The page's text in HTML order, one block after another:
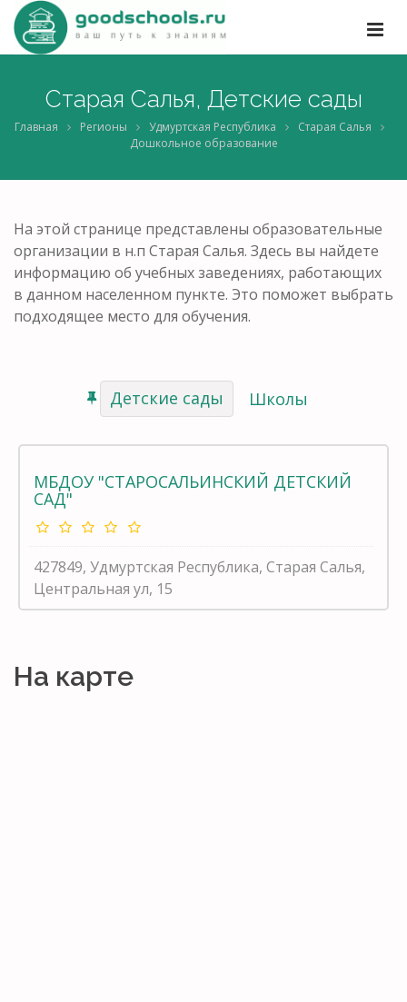
Старая Салья, Детские сады
Главная Регионы Удмуртская Республика
Старая Салья
Дошкольное образование
На этой странице представлены образовательные
организации в н.п Старая Салья. Здесь вы найдете
информацию об учебных заведениях, работающих
в данном населенном пункте. Это поможет выбрать
подходящее место для обучения.
Детские сады Школы
МБДОУ "СТАРОСАЛЬИНСКИЙ ДЕТСКИЙ
САД"
427849, Удмуртская Республика, Старая Салья,
Центральная ул, 15
На карте